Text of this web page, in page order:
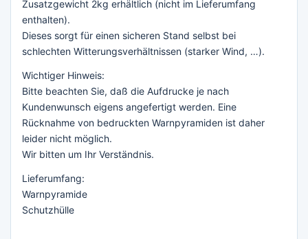
Zusatzgewicht 2kg erhältlich (nicht im Lieferumfang
enthalten).
Dieses sorgt für einen sicheren Stand selbst bei
schlechten Witterungsverhältnissen (starker Wind, …).
Wichtiger Hinweis:
Bitte beachten Sie, daß die Aufdrucke je nach
Kundenwunsch eigens angefertigt werden. Eine
Rücknahme von bedruckten Warnpyramiden ist daher
leider nicht möglich.
Wir bitten um Ihr Verständnis.
Lieferumfang:
Warnpyramide
Schutzhülle